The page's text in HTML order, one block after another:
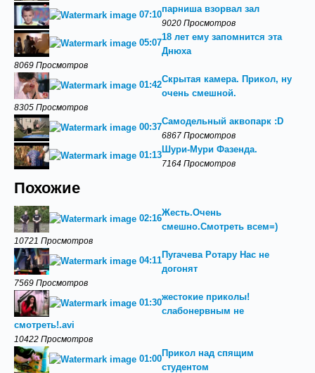
07:10
парниша взорвал зал
9020 Просмотров
05:07
18 лет ему запомнится эта
Днюха
8069 Просмотров
01:42
Скрытая камера. Прикол, ну
очень смешной.
8305 Просмотров
00:37
Самодельный аквопарк :D
6867 Просмотров
01:13
Шури-Мури Фазенда.
7164 Просмотров
Похожие
02:16
Жесть.Очень
смешно.Смотреть всем=)
10721 Просмотров
04:11
Пугачева Ротару Нас не
догонят
7569 Просмотров
01:30
жестокие приколы!
слабонервным не
смотреть!.avi
10422 Просмотров
01:00
Прикол над спящим
студентом